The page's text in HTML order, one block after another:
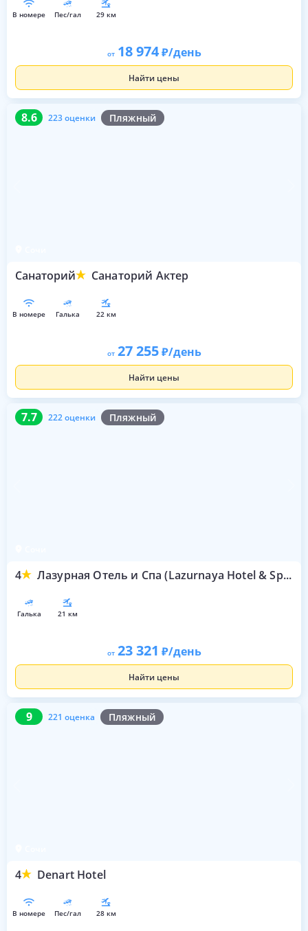
в номере пес/гал 29 км
от 18 974 /день
Найти цены
8.6 223 оценки Пляжный
Санаторий Санаторий Актер
8.6 223 оценки
в номере галька 22 км
от 27 255 /день
Найти цены
7.7 222 оценки Пляжный
4 Лазурная Отель и Спа (Lazurnaya Hotel & Spa)
7.7 222 оценки
галька 21 км
от 23 321 /день
Найти цены
9 221 оценка Пляжный
4 Denart Hotel
9 221 оценка
в номере пес/гал 28 км